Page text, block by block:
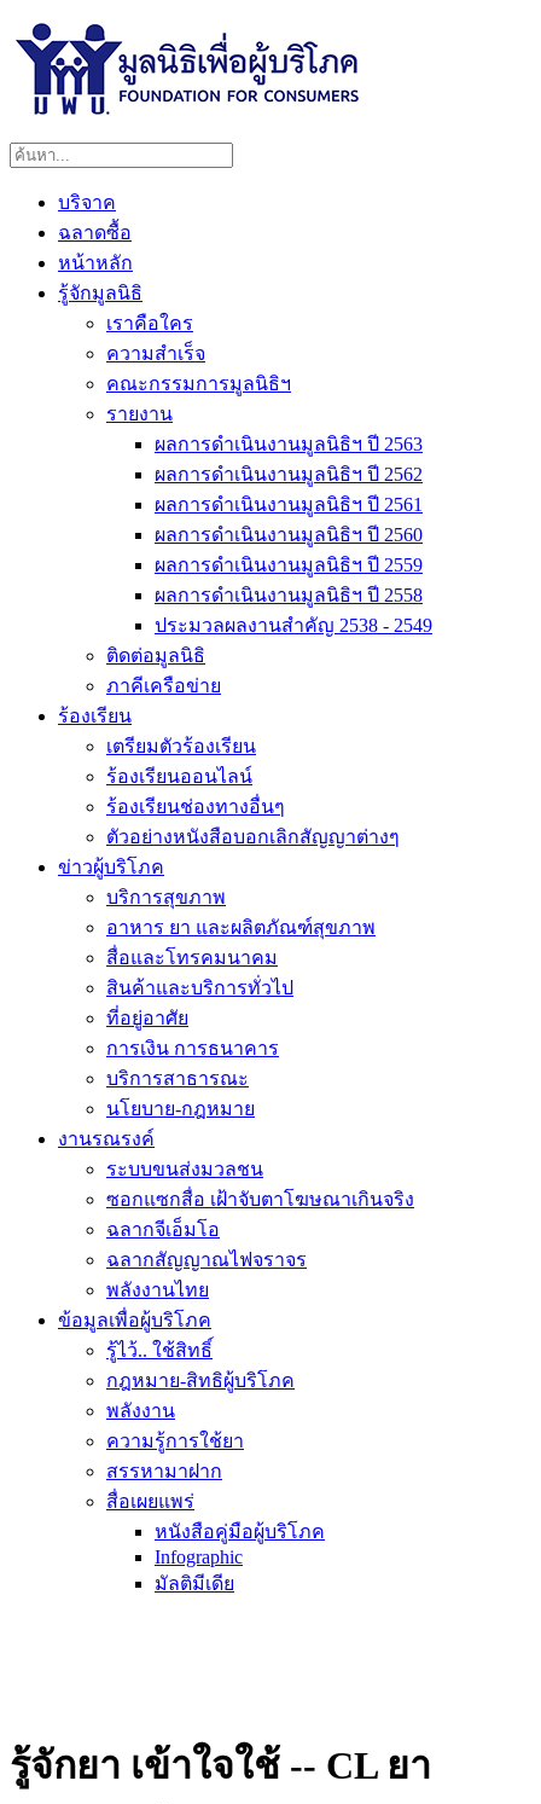
บริจาค
ฉลาดซื้อ
หน้าหลัก
รู้จักมูลนิธิ
เราคือใคร
ความสำเร็จ
คณะกรรมการมูลนิธิฯ
รายงาน
ผลการดำเนินงานมูลนิธิฯ ปี 2563
ผลการดำเนินงานมูลนิธิฯ ปี 2562
ผลการดำเนินงานมูลนิธิฯ ปี 2561
ผลการดำเนินงานมูลนิธิฯ ปี 2560
ผลการดำเนินงานมูลนิธิฯ ปี 2559
ผลการดำเนินงานมูลนิธิฯ ปี 2558
ประมวลผลงานสำคัญ 2538 - 2549
ติดต่อมูลนิธิ
ภาคีเครือข่าย
ร้องเรียน
เตรียมตัวร้องเรียน
ร้องเรียนออนไลน์
ร้องเรียนช่องทางอื่นๆ
ตัวอย่างหนังสือบอกเลิกสัญญาต่างๆ
ข่าวผู้บริโภค
บริการสุขภาพ
อาหาร ยา และผลิตภัณฑ์สุขภาพ
สื่อและโทรคมนาคม
สินค้าและบริการทั่วไป
ที่อยู่อาศัย
การเงิน การธนาคาร
บริการสาธารณะ
นโยบาย-กฎหมาย
งานรณรงค์
ระบบขนส่งมวลชน
ซอกแซกสื่อ เฝ้าจับตาโฆษณาเกินจริง
ฉลากจีเอ็มโอ
ฉลากสัญญาณไฟจราจร
พลังงานไทย
ข้อมูลเพื่อผู้บริโภค
รู้ไว้.. ใช้สิทธิ์
กฎหมาย-สิทธิผู้บริโภค
พลังงาน
ความรู้การใช้ยา
สรรหามาฝาก
สื่อเผยแพร่
หนังสือคู่มือผู้บริโภค
Infographic
มัลติมีเดีย
รู้จักยา เข้าใจใช้ -- CL ยา